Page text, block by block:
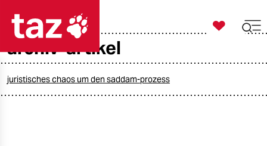
taz zahl ich

taz zahl ich
archiv-artikel
juristisches chaos um den saddam-prozess